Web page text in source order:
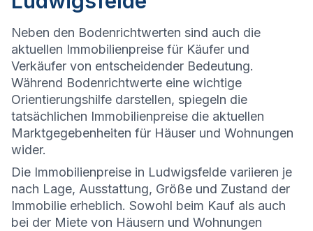
Neben den Bodenrichtwerten sind auch die
aktuellen Immobilienpreise für Käufer und
Verkäufer von entscheidender Bedeutung.
Während Bodenrichtwerte eine wichtige
Orientierungshilfe darstellen, spiegeln die
tatsächlichen Immobilienpreise die aktuellen
Marktgegebenheiten für Häuser und Wohnungen
wider.
Die Immobilienpreise in Ludwigsfelde variieren je
nach Lage, Ausstattung, Größe und Zustand der
Immobilie erheblich. Sowohl beim Kauf als auch
bei der Miete von Häusern und Wohnungen